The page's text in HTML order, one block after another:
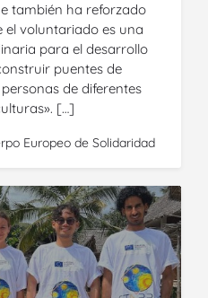
también ha reforzado
el voluntariado es una
para el desarrollo
puentes de
de diferentes
[…]
Europeo de Solidaridad